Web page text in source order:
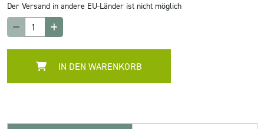
Der Versand in andere EU-Länder ist nicht möglich
IN DEN WARENKORB